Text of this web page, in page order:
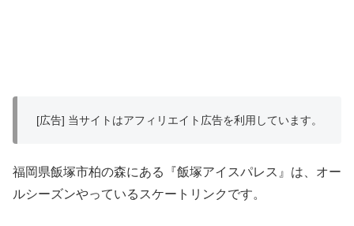
[広告] 当サイトはアフィリエイト広告を利用しています。
福岡県飯塚市柏の森にある『飯塚アイスパレス』は、オー
ルシーズンやっているスケートリンクです。